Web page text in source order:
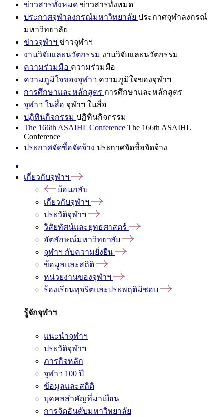
ข่าวสารทั้งหมด ข่าวสารทั้งหมด
ประกาศจุฬาลงกรณ์มหาวิทยาลัย ประกาศจุฬาลงกรณ์
มหาวิทยาลัย
ข่าวจุฬาฯ ข่าวจุฬาฯ
งานวิจัยและนวัตกรรม งานวิจัยและนวัตกรรม
ความร่วมมือ ความร่วมมือ
ความภูมิใจของจุฬาฯ ความภูมิใจของจุฬาฯ
การศึกษาและหลักสูตร การศึกษาและหลักสูตร
จุฬาฯ ในสื่อ จุฬาฯ ในสื่อ
ปฏิทินกิจกรรม ปฏิทินกิจกรรม
The 166th ASAIHL Conference The 166th ASAIHL
Conference
ประกาศจัดซื้อจัดจ้าง ประกาศจัดซื้อจัดจ้าง
เกี่ยวกับจุฬาฯ
ย้อนกลับ
เกี่ยวกับจุฬาฯ
ประวัติจุฬาฯ
วิสัยทัศน์และยุทธศาสตร์
อัตลักษณ์มหาวิทยาลัย
จุฬาฯ กับความยั่งยืน
ข้อมูลและสถิติ
หน่วยงานของจุฬาฯ
ร้องเรียนทุจริตและประพฤติมิชอบ
รู้จักจุฬาฯ
แนะนำจุฬาฯ
ประวัติจุฬาฯ
ภารกิจหลัก
จุฬาฯ 100 ปี
ข้อมูลและสถิติ
บุคคลสำคัญที่มาเยือน
การจัดอันดับมหาวิทยาลัย